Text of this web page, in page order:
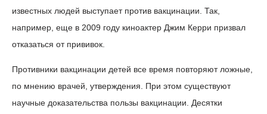
известных людей выступает против вакцинации. Так,
например, еще в 2009 году киноактер Джим Керри призвал
отказаться от прививок.
Противники вакцинации детей все время повторяют ложные,
по мнению врачей, утверждения. При этом существуют
научные доказательства пользы вакцинации. Десятки